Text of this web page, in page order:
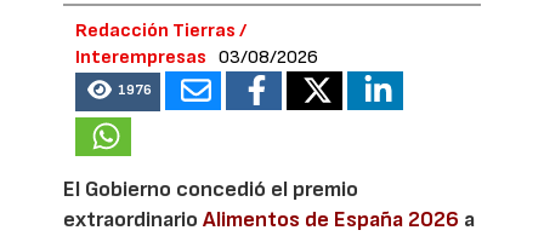
Redacción Tierras /
Interempresas
03/08/2026
1976
El Gobierno concedió el premio
extraordinarioAlimentos de España 2026 a